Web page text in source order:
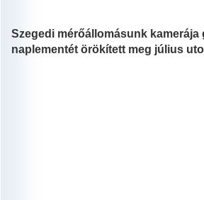
Szegedi mérőállomásunk kamerája
naplementét örökített meg július